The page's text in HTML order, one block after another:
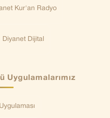
Kur'an Radyo
Diyanet Dijital
Uygulamalarımız